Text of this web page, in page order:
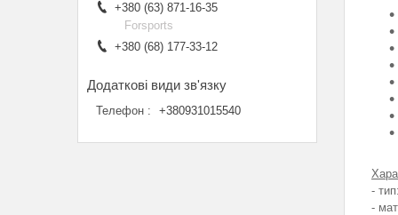
-
-
+380 (63) 871-16-35
Forsports
+380 (68) 177-33-12
Телефон +380931015540